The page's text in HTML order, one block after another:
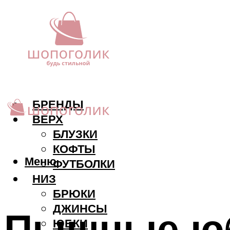
БРЕНДЫ
ВЕРХ
БЛУЗКИ
КОФТЫ
ФУТБОЛКИ
НИЗ
БРЮКИ
ДЖИНСЫ
ЮБКИ
Меню